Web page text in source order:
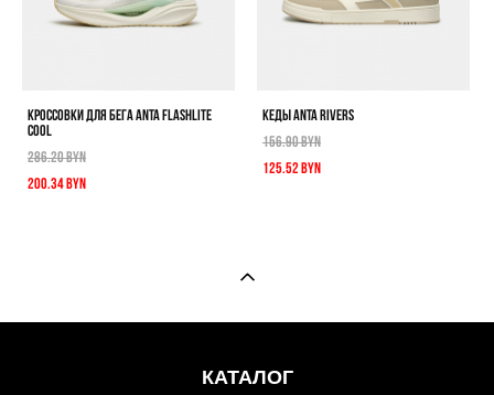
КРОССОВКИ ДЛЯ БЕГА ANTA FLASHLITE
COOL
286.20 BYN
200.34 BYN
КЕДЫ ANTA RIVERS
156.90 BYN
125.52 BYN
КАТАЛОГ